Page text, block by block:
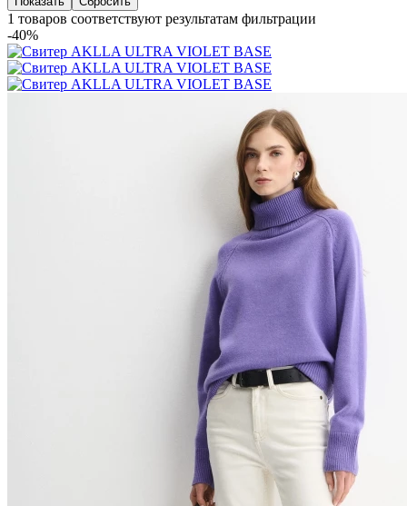
1 товаров соответствуют результатам фильтрации
-40%